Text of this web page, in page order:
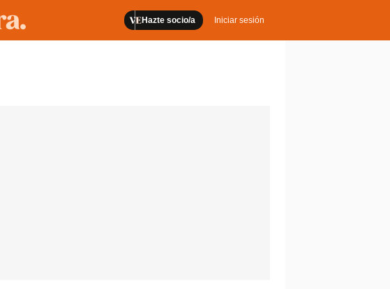
Hazte socio/a Iniciar sesión